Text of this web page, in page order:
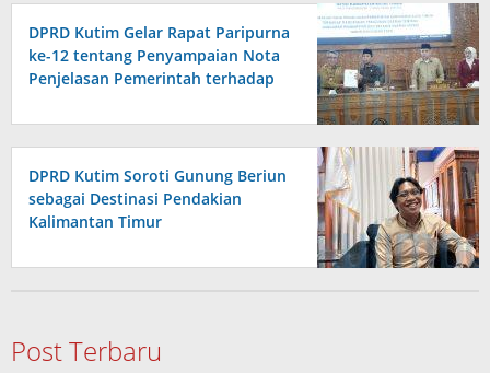
DPRD Kutim Gelar Rapat Paripurna
ke-12 tentang Penyampaian Nota
Penjelasan Pemerintah terhadap
DPRD Kutim Soroti Gunung Beriun
sebagai Destinasi Pendakian
Kalimantan Timur
Post Terbaru